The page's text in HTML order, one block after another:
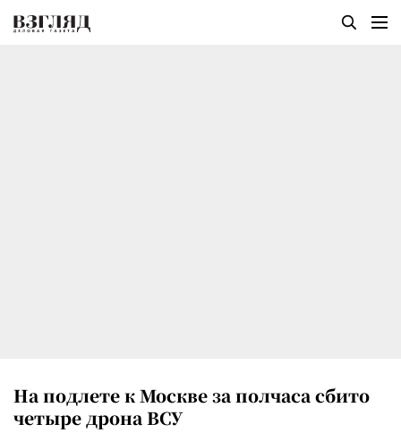
На подлете к Москве за полчаса сбито
четыре дрона ВСУ